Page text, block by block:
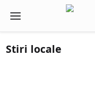
Stiri locale